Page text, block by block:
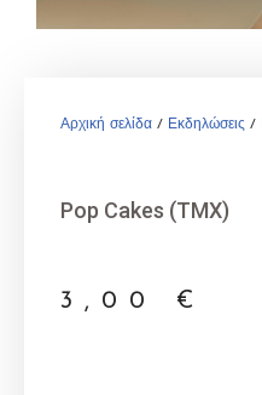
Αρχική σελίδα / Εκδηλώσεις /
Pop Cakes (ΤΜΧ)
3,00 €